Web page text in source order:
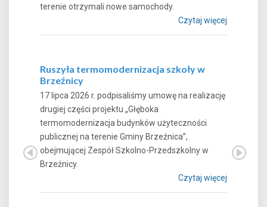
terenie otrzymali nowe samochody.
Czytaj więcej
Ruszyła termomodernizacja szkoły w
Brzeźnicy
17 lipca 2026 r. podpisaliśmy umowę na realizację
drugiej części projektu „Głęboka
termomodernizacja budynków użyteczności
publicznej na terenie Gminy Brzeźnica”,
obejmującej Zespół Szkolno-Przedszkolny w
Brzeźnicy.
Czytaj więcej